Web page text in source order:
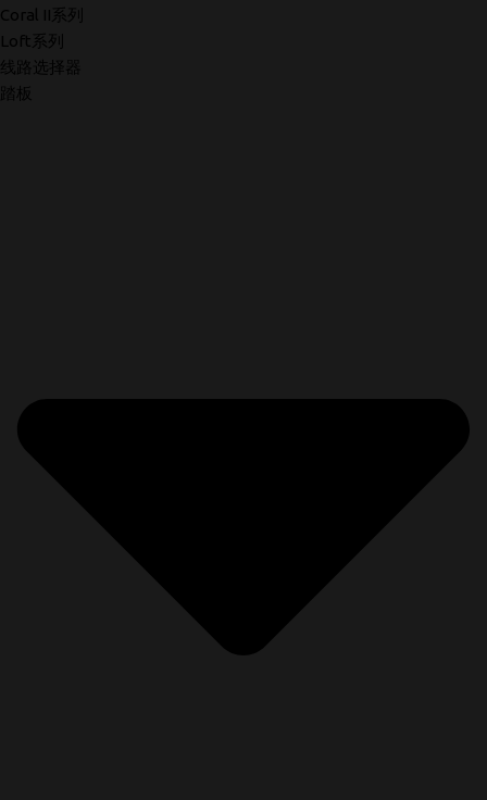
Coral II系列
Loft系列
线路选择器
踏板